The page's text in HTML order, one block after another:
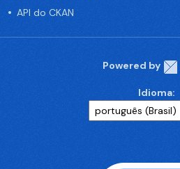
API do CKAN
Powered by
Idioma